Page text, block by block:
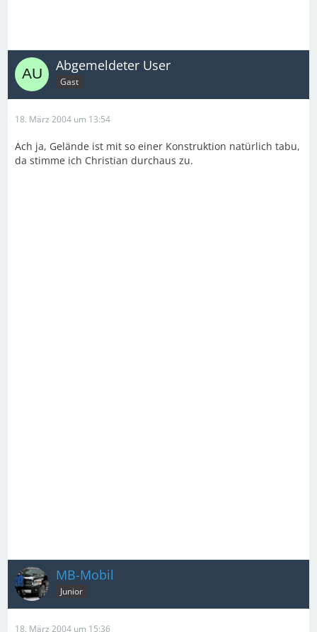
Abgemeldeter User
Gast
18. März 2004 um 13:54
Ach ja, Gelände ist mit so einer Konstruktion natürlich tabu,
da stimme ich Christian durchaus zu.
MB-Mobil
Junior
18. März 2004 um 15:36